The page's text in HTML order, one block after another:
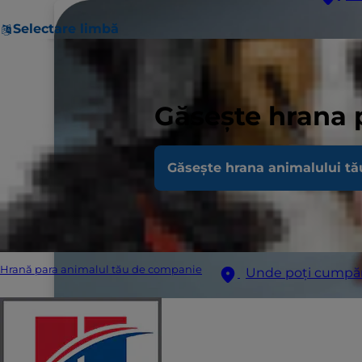
Selectare limbă
Găsește
Găsește hrana animalului
Hrană para animalul tău de companie Unde poți